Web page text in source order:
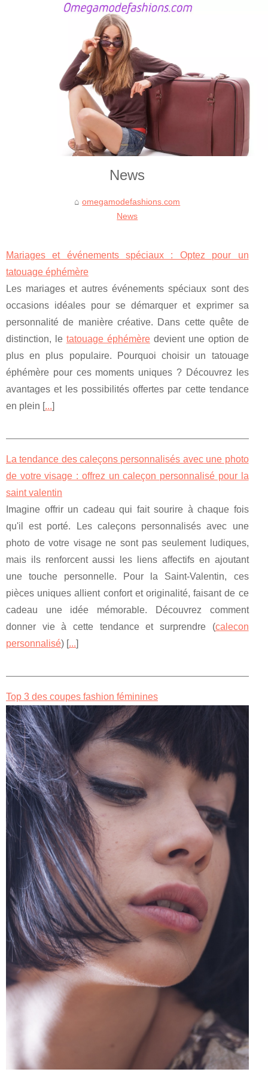
News
omegamodefashions.com
News
Mariages et événements spéciaux : Optez pour un
tatouage éphémère
Les mariages et autres événements spéciaux sont des
occasions idéales pour se démarquer et exprimer sa
personnalité de manière créative. Dans cette quête de
distinction, le tatouage éphémèredevient une option de
plus en plus populaire. Pourquoi choisir un tatouage
éphémère pour ces moments uniques ? Découvrez les
avantages et les possibilités offertes par cette tendance
en plein [...]
La tendance des caleçons personnalisés avec une photo
de votre visage : offrez un caleçon personnalisé pour la
saint valentin
Imagine offrir un cadeau qui fait sourire à chaque fois
qu'il est porté. Les caleçons personnalisés avec une
photo de votre visage ne sont pas seulement ludiques,
mais ils renforcent aussi les liens affectifs en ajoutant
une touche personnelle. Pour la Saint-Valentin, ces
pièces uniques allient confort et originalité, faisant de ce
cadeau une idée mémorable. Découvrez comment
donner vie à cette tendance et surprendre (calecon
personnalisé) [...]
Top 3 des coupes fashion féminines